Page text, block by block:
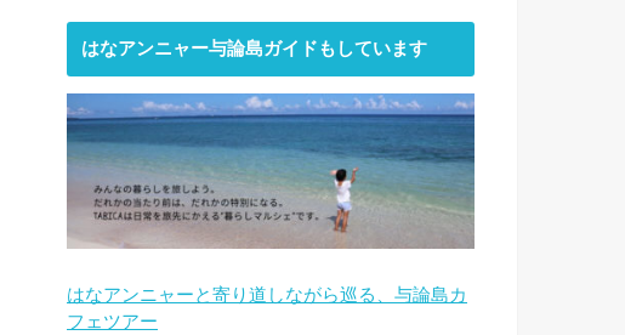
はなアンニャー与論島ガイドもしています
はなアンニャーと寄り道しながら巡る、与論島カ
フェツアー